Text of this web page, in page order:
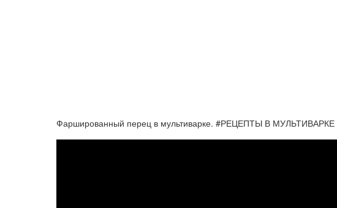
Фаршированный перец в мультиварке. #РЕЦЕПТЫ В МУЛЬТИВАРКЕ